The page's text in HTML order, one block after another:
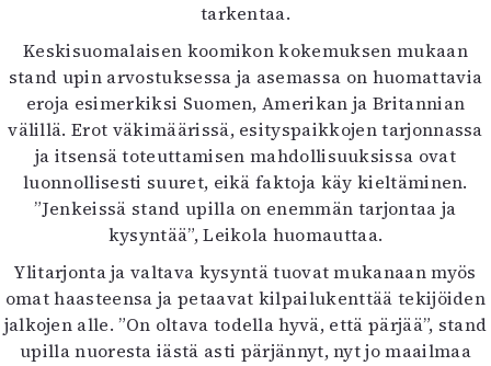
tarkentaa.
Keskisuomalaisen koomikon kokemuksen mukaan
stand upin arvostuksessa ja asemassa on huomattavia
eroja esimerkiksi Suomen, Amerikan ja Britannian
välillä. Erot väkimäärissä, esityspaikkojen tarjonnassa
ja itsensä toteuttamisen mahdollisuuksissa ovat
luonnollisesti suuret, eikä faktoja käy kieltäminen.
”Jenkeissä stand upilla on enemmän tarjontaa ja
kysyntää”, Leikola huomauttaa.
Ylitarjonta ja valtava kysyntä tuovat mukanaan myös
omat haasteensa ja petaavat kilpailukenttää tekijöiden
jalkojen alle. ”On oltava todella hyvä, että pärjää”, stand
upilla nuoresta iästä asti pärjännyt, nyt jo maailmaa